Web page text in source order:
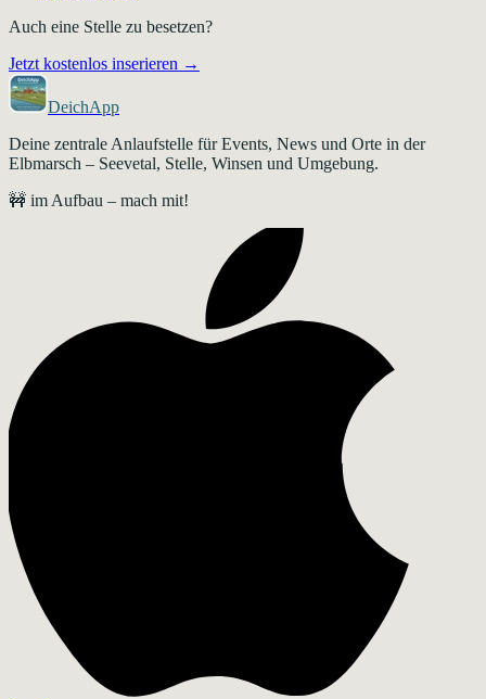
Auch eine Stelle zu besetzen?
Jetzt kostenlos inserieren →
DeichApp
Deine zentrale Anlaufstelle für Events, News und Orte in der
Elbmarsch – Seevetal, Stelle, Winsen und Umgebung.
🚧 im Aufbau – mach mit!